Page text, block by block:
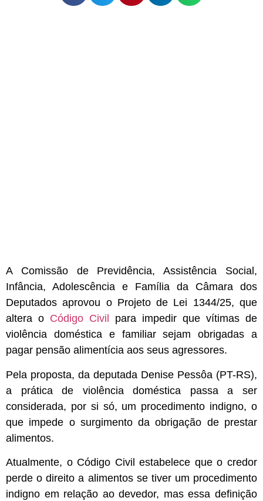
A Comissão de Previdência, Assistência Social,
Infância, Adolescência e Família da Câmara dos
Deputados aprovou o Projeto de Lei 1344/25, que
altera o Código Civil
para impedir que vítimas de
violência doméstica e familiar sejam obrigadas a
pagar pensão alimentícia aos seus agressores.
Pela proposta, da deputada Denise Pessôa (PT-RS),
a prática de violência doméstica passa a ser
considerada, por si só, um procedimento indigno, o
que impede o surgimento da obrigação de prestar
alimentos.
Atualmente, o Código Civil estabelece que o credor
perde o direito a alimentos se tiver um procedimento
indigno em relação ao devedor, mas essa definição